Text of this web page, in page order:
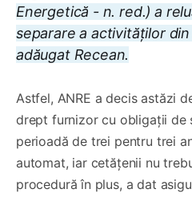
Energetică - n. red.) a
separare a activităților din
adăugat Recean.
Astfel, ANRE a decis astăzi
drept furnizor cu obligații de
perioadă de trei pentru trei
automat, iar cetățenii nu
procedură în plus, a dat